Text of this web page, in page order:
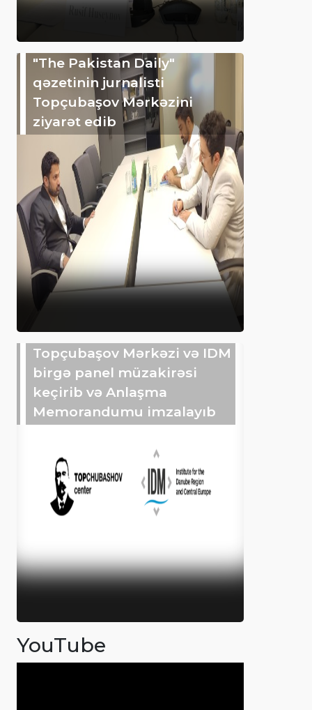
"The Pakistan Daily"
qəzetinin jurnalisti
Topçubaşov Mərkəzini
ziyarət edib
Topçubaşov Mərkəzi və IDM
birgə panel müzakirəsi
keçirib və Anlaşma
Memorandumu imzalayıb
YouTube